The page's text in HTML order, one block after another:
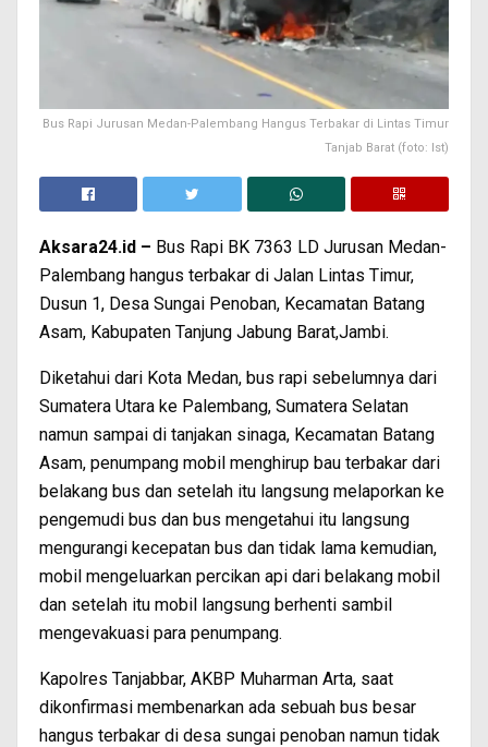
Bus Rapi Jurusan Medan-Palembang Hangus Terbakar di Lintas Timur
Tanjab Barat (foto: Ist)
Aksara24.id – Bus Rapi BK 7363 LD Jurusan Medan-
Palembang hangus terbakar di Jalan Lintas Timur,
Dusun 1, Desa Sungai Penoban, Kecamatan Batang
Asam, Kabupaten Tanjung Jabung Barat,Jambi.
Diketahui dari Kota Medan, bus rapi sebelumnya dari
Sumatera Utara ke Palembang, Sumatera Selatan
namun sampai di tanjakan sinaga, Kecamatan Batang
Asam, penumpang mobil menghirup bau terbakar dari
belakang bus dan setelah itu langsung melaporkan ke
pengemudi bus dan bus mengetahui itu langsung
mengurangi kecepatan bus dan tidak lama kemudian,
mobil mengeluarkan percikan api dari belakang mobil
dan setelah itu mobil langsung berhenti sambil
mengevakuasi para penumpang.
Kapolres Tanjabbar, AKBP Muharman Arta, saat
dikonfirmasi membenarkan ada sebuah bus besar
hangus terbakar di desa sungai penoban namun tidak